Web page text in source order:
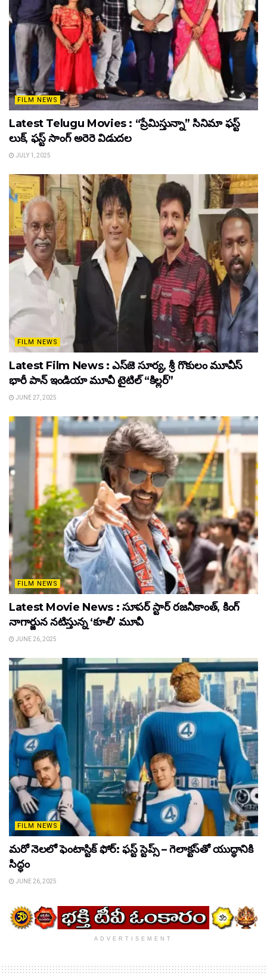
FILM NEWS
Latest Telugu Movies : “ప్రేమిస్తున్నా” సినిమా ఫస్ట్
లుక్, ఫస్ట్ సాంగ్ అరెరె విడుదల
JULY 1, 2025
FILM NEWS
Latest Film News : ఎస్‌జె సూర్య, శ్రీ గొకులం మూవీస్‌
భారీ పాన్‌ ఇండియా మూవీ టైటిల్ “కిల్లర్”
JUNE 27, 2025
FILM NEWS
Latest Movie News : సూపర్ స్టార్ రజనీకాంత్, కింగ్
నాగార్జున నటిస్తున్న ‘కూలీ’ మూవీ
JUNE 26, 2025
FILM NEWS
మరో నెలలో ఫెంటాస్టిక్ ఫోర్: ఫస్ట్ స్టెప్స్ – గెలాక్టస్‌తో యుద్ధానికి
సిద్ధం
JUNE 26, 2025
ADVERTISEMENT